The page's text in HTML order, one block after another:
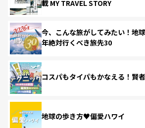
載 MY TRAVEL STORY
今、こんな旅がしてみたい！地
年絶対行くべき旅先30
コスパもタイパもかなえる！賢
地球の歩き方♥偏愛ハワイ